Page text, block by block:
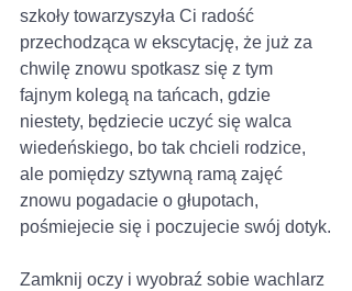
szkoły towarzyszyła Ci radość
przechodząca w ekscytację, że już za
chwilę znowu spotkasz się z tym
fajnym kolegą na tańcach, gdzie
niestety, będziecie uczyć się walca
wiedeńskiego, bo tak chcieli rodzice,
ale pomiędzy sztywną ramą zajęć
znowu pogadacie o głupotach,
pośmiejecie się i poczujecie swój dotyk.
Zamknij oczy i wyobraź sobie wachlarz